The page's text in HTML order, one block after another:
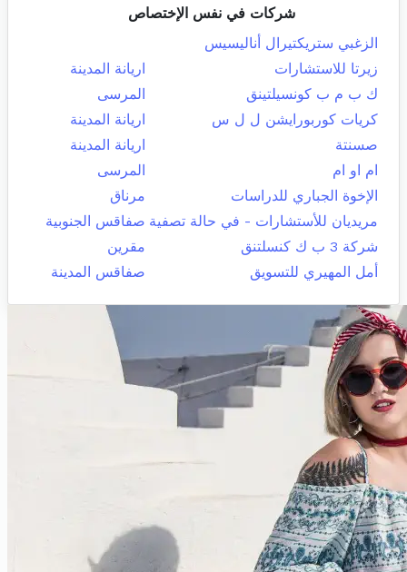
شركات في نفس الإختصاص
الزغبي ستريكتيرال أناليسيس
زيرتا للاستشارات
اريانة المدينة
ك ب م ب كونسيلتينق
المرسى
كريات كوربورايشن ل ل س
اريانة المدينة
صسنتة
اريانة المدينة
ام او ام
المرسى
الإخوة الجباري للدراسات
مرناق
مريديان للأستشارات - في حالة تصفية صفاقس الجنوبية
شركة 3 ب ك كنسلتنق
مقرين
أمل المهيري للتسويق
صفاقس المدينة